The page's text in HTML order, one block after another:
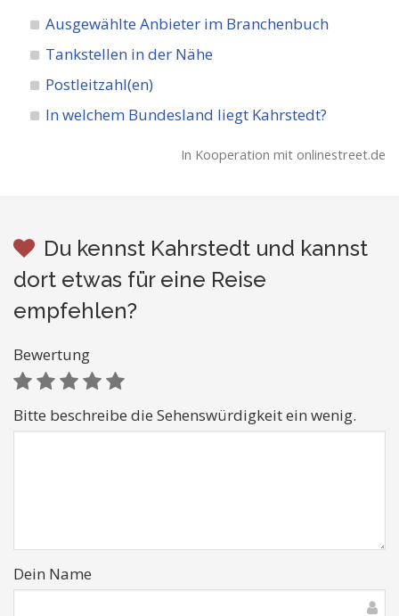
Ausgewählte Anbieter im Branchenbuch
Tankstellen in der Nähe
Postleitzahl(en)
In welchem Bundesland liegt Kahrstedt?
In Kooperation mit onlinestreet.de
Du kennst Kahrstedt und kannst
dort etwas für eine Reise
empfehlen?
Bewertung
Bitte beschreibe die Sehenswürdigkeit ein wenig.
Dein Name